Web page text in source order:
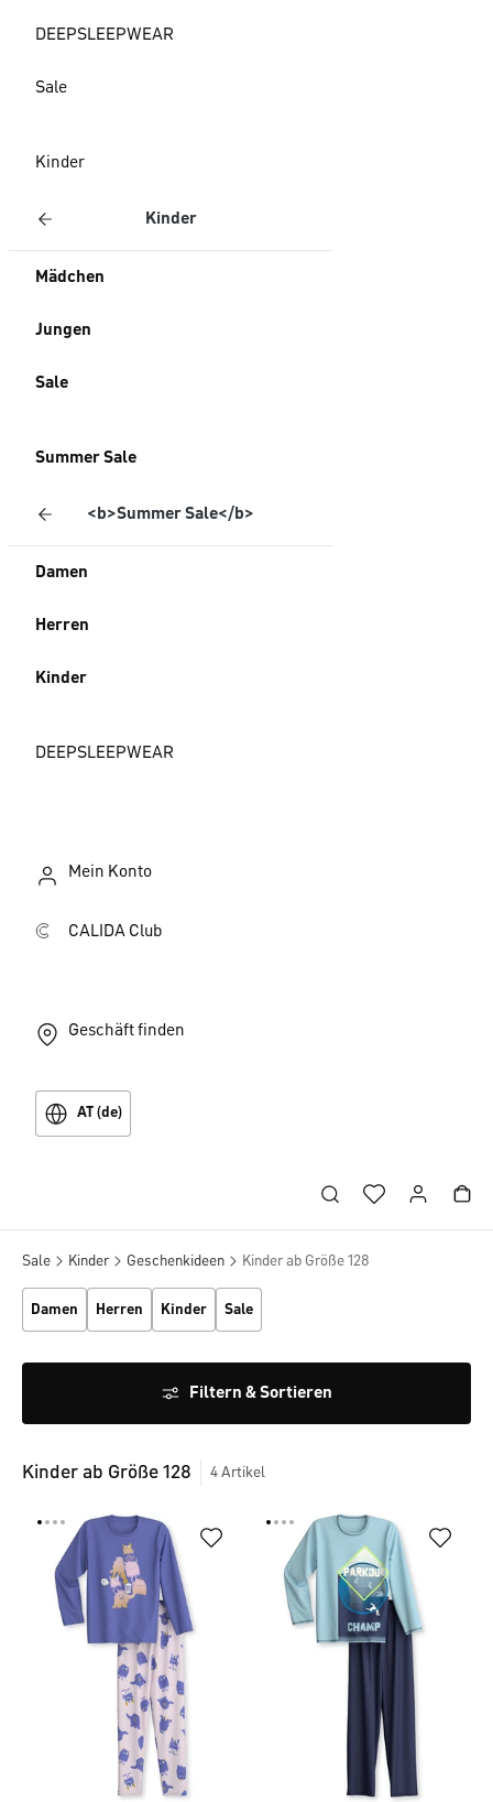
DEEPSLEEPWEAR
Sale
Kinder
Kinder
Mädchen
Jungen
Sale
Summer Sale
<b>Summer Sale</b>
Damen
Herren
Kinder
DEEPSLEEPWEAR
Mein Konto
CALIDA Club
Geschäft finden
AT (de)
Sale Kinder Geschenkideen Kinder ab Größe 128
Damen Herren Kinder Sale
Filtern & Sortieren
Kinder ab Größe 128 4 Artikel